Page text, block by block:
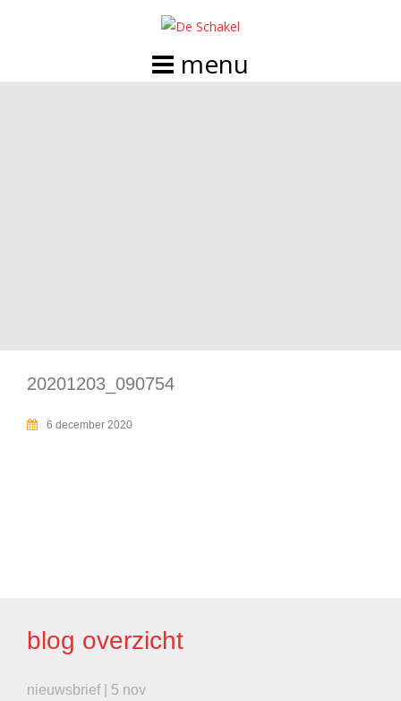
20201203_090754
6 december 2020
blog overzicht
nieuwsbrief | 5 nov